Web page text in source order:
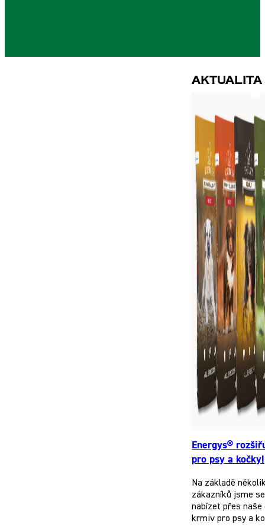
Aktualita
Energys®
pro psy a kočky!
Na základě
zákazníků jsme
nabízet přes
krmiv pro psy a